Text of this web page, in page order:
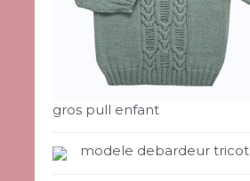
gros pull enfant
modele debardeur tricot